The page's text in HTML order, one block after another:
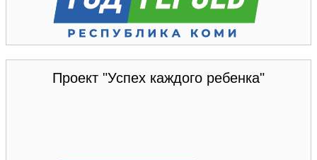
Проект "Успех каждого ребенка"